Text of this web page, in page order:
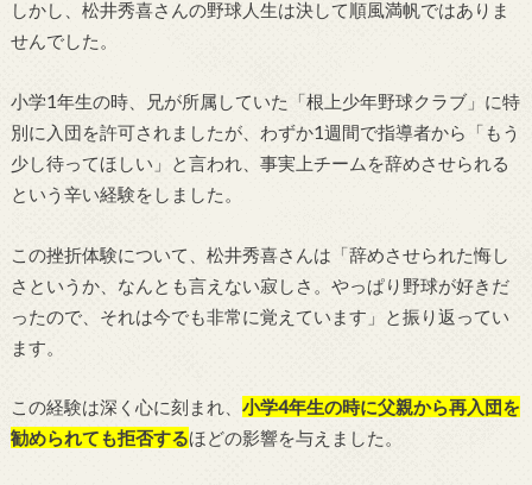
しかし、松井秀喜さんの野球人生は決して順風満帆ではありま
せんでした。
小学1年生の時、兄が所属していた「根上少年野球クラブ」に特
別に入団を許可されましたが、わずか1週間で指導者から「もう
少し待ってほしい」と言われ、事実上チームを辞めさせられる
という辛い経験をしました。
この挫折体験について、松井秀喜さんは「辞めさせられた悔し
さというか、なんとも言えない寂しさ。やっぱり野球が好きだ
ったので、それは今でも非常に覚えています」と振り返ってい
ます。
この経験は深く心に刻まれ、 小学4年生の時に父親から再入団を
勧められても拒否するほどの影響を与えました。